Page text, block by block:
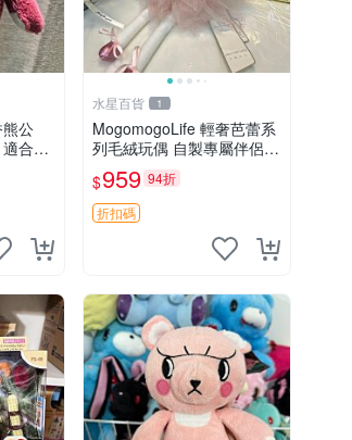
公
合收
草
水星百貨 1
MogomogoLife 輕奢芭蕾系
列毛絨玩偶 自製專屬伴侶
帶標牌全新成色 芭蕾系列
毛絨玩偶 安撫玩具 新款上
架
$959 94折
折扣碼